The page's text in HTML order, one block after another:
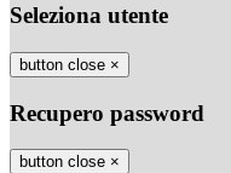
Seleziona utente
button close ×
Recupero password
button close ×